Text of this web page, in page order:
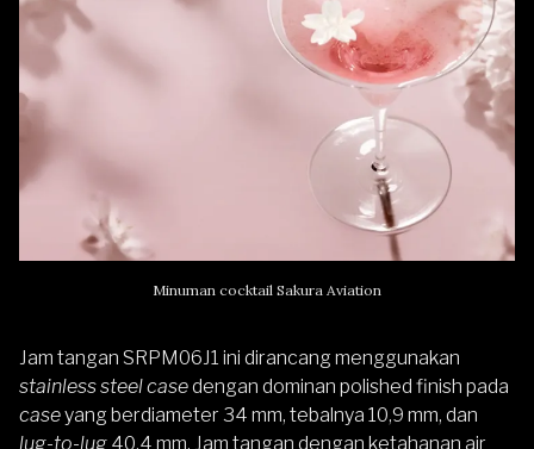
Minuman cocktail Sakura Aviation
Jam tangan SRPM06J1 ini dirancang menggunakan
stainless steel casedengan dominan polished finish pada
caseyang berdiameter 34 mm, tebalnya 10,9 mm, dan
lug-to-lug 40,4 mm. Jam tangan dengan ketahanan air